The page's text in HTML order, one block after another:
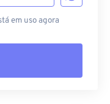
em uso agora